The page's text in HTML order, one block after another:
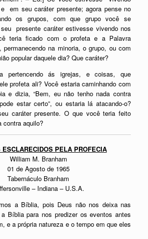
em seu caráter presente; agora pense no
os grupos, com que grupo você se
presente caráter estivesse vivendo nos
teria ficado com o profeta e a Palavra
permanecendo na minoria, o grupo, ou com
popular daquele dia? Que caráter?
pertencendo ás igrejas, e coisas, que
profeta ali? Você estaria caminhando com
e dizia, “Bem, eu não tenho nada contra
estar certo”, ou estaria lá atacando-o?
caráter presente. O que você teria feito
contra aquilo?
ESCLARECIDOS PELA PROFECIA
William M. Branham
01 de Agosto de 1965
Tabernáculo Branham
– Indiana – U.S.A.
a Bíblia, pois Deus não nos deixa nas
Bíblia para nos predizer os eventos antes
e a própria natureza e o tempo em que eles